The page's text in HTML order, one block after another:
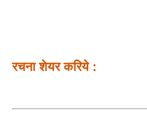
रचना शेयर करिये :